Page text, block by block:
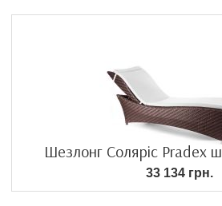
Шезлонг Соляріс Pradex
33 134 грн.